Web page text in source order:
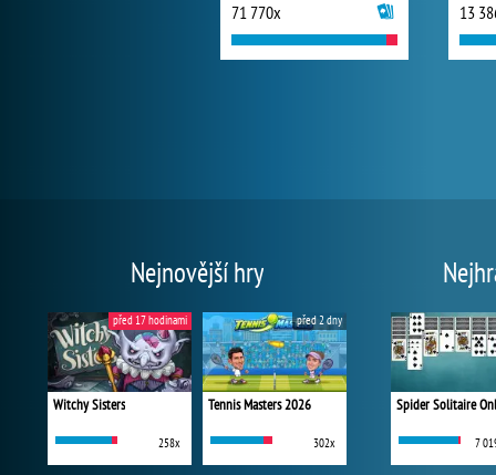
71 770x 13
Nejnovější hry
Witchy Sisters
258x
před 17 hodinami
Tennis Masters 2026
302x
před 2 dny
Spider Solitaire
7